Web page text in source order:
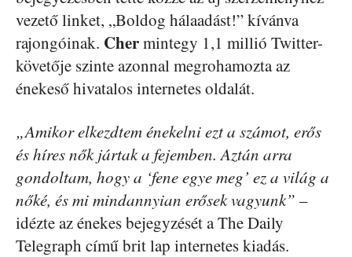
vezető linket, „Boldog hálaadást!” kívánva
rajongóinak. Chermintegy 1,1 millió Twitter-
követője szinte azonnal megrohamozta az
énekeső hivatalos internetes oldalát.
„Amikor elkezdtem énekelni ezt a számot, erős
és híres nők jártak a fejemben. Aztán arra
gondoltam, hogy a ‘fene egye meg’ ez a világ a
nőké, és mi mindannyian erősek vagyunk” –
idézte az énekes bejegyzését a The Daily
Telegraph című brit lap internetes kiadás.